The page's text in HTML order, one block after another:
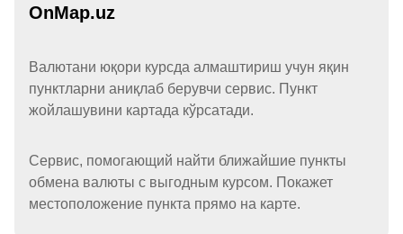
OnMap.uz
Валютани юқори курсда алмаштириш учун яқин
пунктларни аниқлаб берувчи сервис. Пункт
жойлашувини картада кўрсатади.
Сервис, помогающий найти ближайшие пункты
обмена валюты с выгодным курсом. Покажет
местоположение пункта прямо на карте.